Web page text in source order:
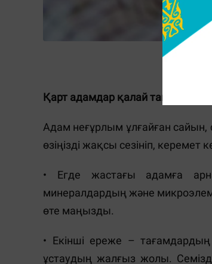
Қарт адамдар қалай тамақтану
Адам неғұрлым ұлғайған
өзіңізді жақсы сезініп, керемет
• Егде жастағы адамға
минералдардың және
өте маңызды.
• Екінші ереже –
ұстаудың жалғыз жолы.